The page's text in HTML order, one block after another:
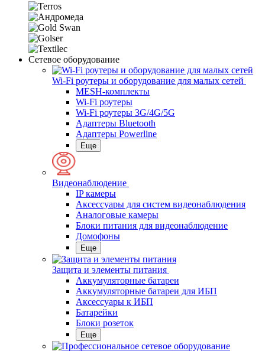
Сетевое оборудование
Wi-Fi роутеры и оборудование для малых сетей
MESH-комплекты
Wi-Fi роутеры
Wi-Fi роутеры 3G/4G/5G
Адаптеры Bluetooth
Адаптеры Powerline
Еще
Видеонаблюдение
IP камеры
Аксессуары для систем видеонаблюдения
Аналоговые камеры
Блоки питания для видеонаблюдение
Домофоны
Еще
Защита и элементы питания
Аккумуляторные батареи
Аккумуляторные батареи для ИБП
Аксессуары к ИБП
Батарейки
Блоки розеток
Еще